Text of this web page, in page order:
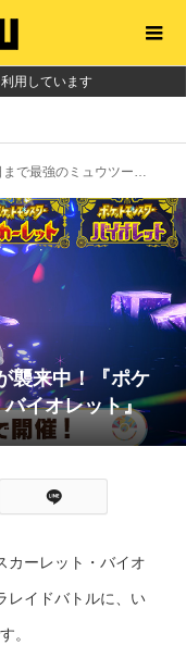
用しています
ーが襲来中！『ポケットモンスター スカーレット・バイオレット』
襲来中！『ポケ
イオレット』
カーレット・バイオ
レイドバトルに、い
。